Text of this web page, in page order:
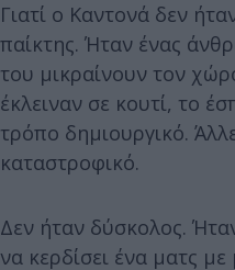
Γιατί ο Καντονά δεν
παίκτης. Ήταν ένας
του μικραίνουν τον
έκλειναν σε κουτί, το
τρόπο δημιουργικό.
καταστροφικό.
Δεν ήταν δύσκολος.
να κερδίσει ένα ματς με